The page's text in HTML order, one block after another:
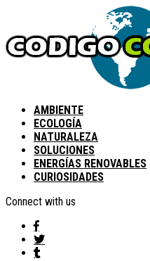
AMBIENTE
ECOLOGÍA
NATURALEZA
SOLUCIONES
ENERGÍAS RENOVABLES
CURIOSIDADES
Connect with us